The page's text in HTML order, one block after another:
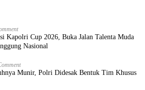
Kapolri Cup 2026, Buka Jalan Talenta Muda
Nasional
Munir, Polri Didesak Bentuk Tim Khusus